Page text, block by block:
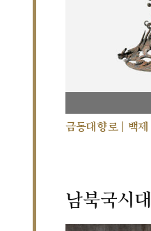
금동대향로 | 백제
남북국시대